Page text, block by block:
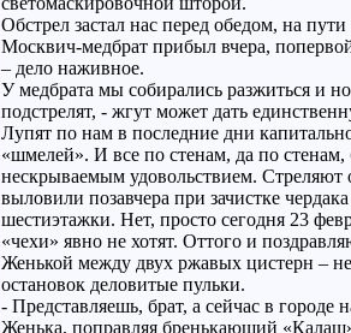
Обстрел застал нас перед обедом, на
Москвич-медбрат прибыл вчера,
– дело наживное.
У медбрата мы собирались разжиться и
подстрелят, - жгут может дать
Лупят по нам в последние дни
«шмелей». И все по стенам, да по
нескрываемым удовольствием. Стреляют
выловили позавчера при зачистке
шестиэтажки. Нет, просто сегодня 23
«чехи» явно не хотят. Оттого и
Женькой между двух ржавых цистерн –
остановок деловитые пульки.
- Представляешь, брат, а сейчас в
Женька, поправляя бренькающий